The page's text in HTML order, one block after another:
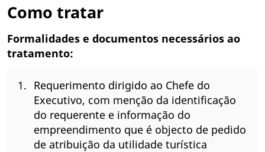
Como tratar
Formalidades e documentos necessários ao
tratamento:
Requerimento dirigido ao Chefe do
Executivo, com menção da identificação
do requerente e informação do
empreendimento que é objecto de pedido
de atribuição da utilidade turística